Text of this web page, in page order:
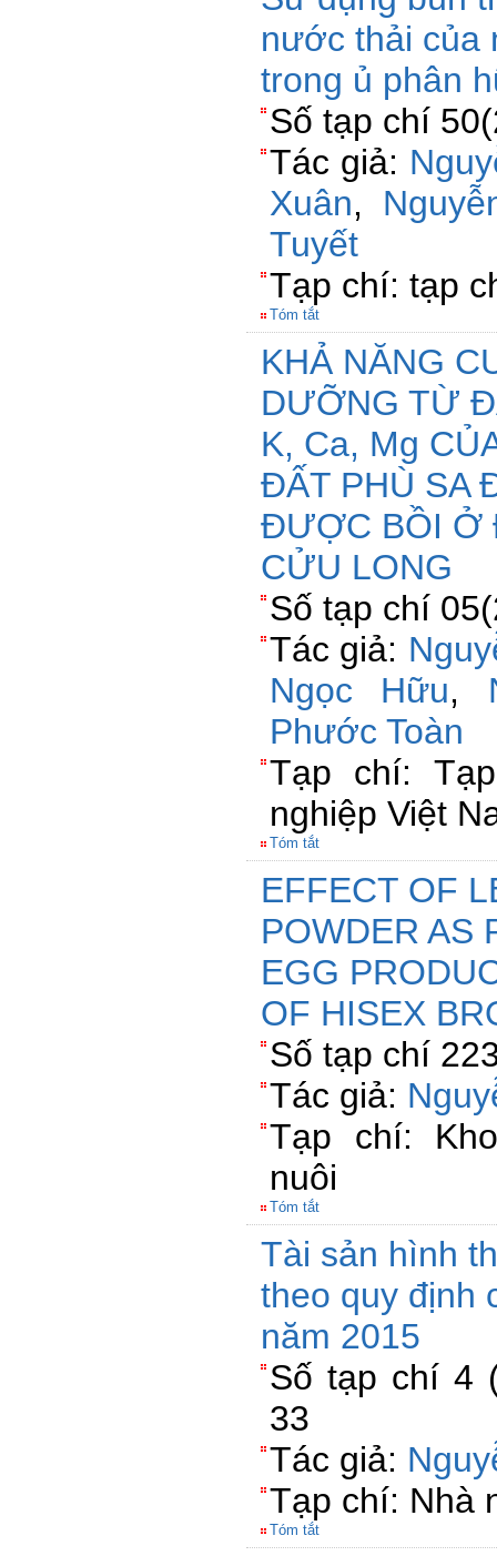
nước thải của
trong ủ phân
Số tạp chí
Tác giả:
Xuân,
Tuyết
Tạp chí: tạp
Tóm tắt
KHẢ NĂNG
DƯỠNG TỪ
K, Ca, Mg
ĐẤT PHÙ SA
ĐƯỢC BỒI Ở
CỬU LONG
Số tạp chí
Tác giả:
Ngọc Hữu,
Phước Toàn
Tạp chí:
nghiệp Việt
Tóm tắt
EFFECT OF
POWDER AS
EGG
OF HISEX
Số tạp chí
Tác giả:
Tạp chí:
nuôi
Tóm tắt
Tài sản hình
theo quy định
năm 2015
Số tạp chí 4
33
Tác giả:
Tạp chí: Nhà
Tóm tắt